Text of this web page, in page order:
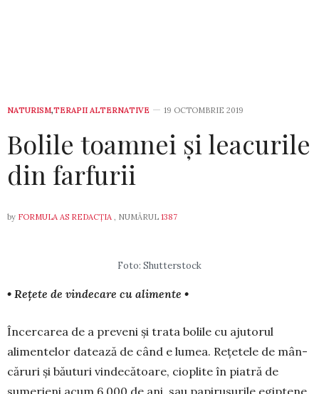
NATURISM,TERAPII ALTERNATIVE 19 OCTOMBRIE 2019
Bolile toamnei și leacurile
din farfurii
by FORMULA AS REDACȚIA , NUMĂRUL 1387
Foto: Shutterstock
• Rețete de vindecare cu alimente •
Încercarea de a preveni și trata bolile cu aju­torul
alimentelor datează de când e lumea. Re­țe­tele de mân­
căruri și băuturi vin­de­că­toare, cioplite în piatră de
sume­rieni acum 6.000 de ani, sau papiru­su­rile egiptene,